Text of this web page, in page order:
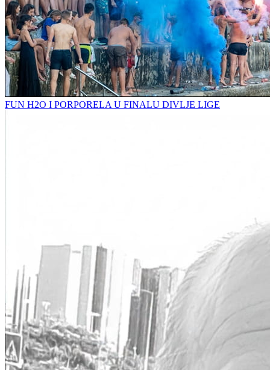
FUN H2O I PORPORELA U FINALU DIVLJE LIGE